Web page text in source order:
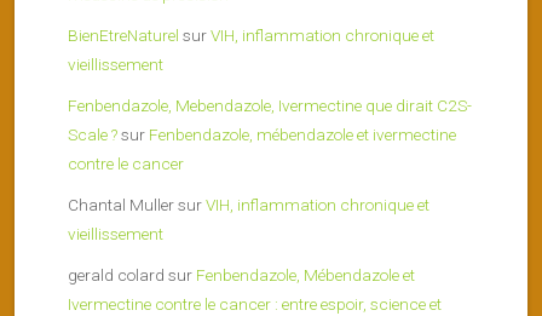
BienEtreNaturel surVIH, inflammation chronique et
vieillissement
Fenbendazole, Mebendazole, Ivermectine que dirait C2S-
Scale ?sur Fenbendazole, mébendazole et ivermectine
contre le cancer
Chantal MullersurVIH, inflammation chronique et
vieillissement
gerald colard sur Fenbendazole, Mébendazole et
Ivermectine contre le cancer : entre espoir, science et